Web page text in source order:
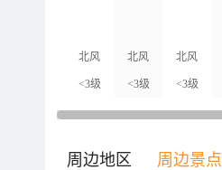
北风
<3级
北风
<3级
北风
<3级
周边地区 周边景点